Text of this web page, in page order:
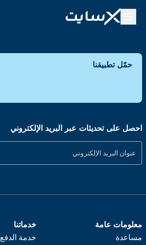
حمّل تطبيقنا
احصل على تحديثات عبر البريد الإلكتروني
معلومات عامة
مساعدة
خدماتنا
خدمة الدفع XPay